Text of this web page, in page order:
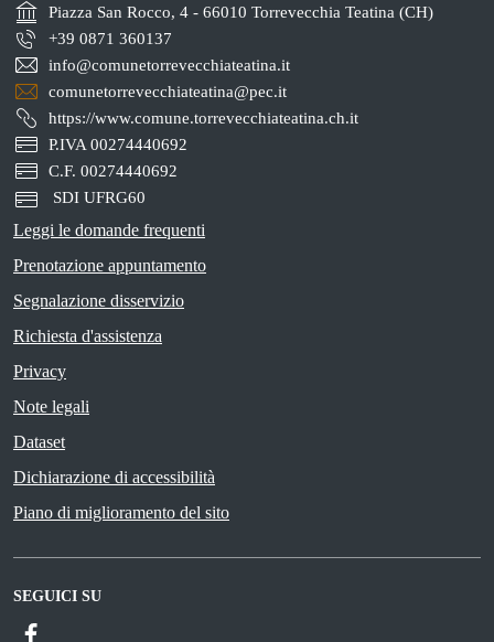
Piazza San Rocco, 4 - 66010 Torrevecchia Teatina (CH)
+39 0871 360137
info@comunetorrevecchiateatina.it
comunetorrevecchiateatina@pec.it
https://www.comune.torrevecchiateatina.ch.it
P.IVA 00274440692
C.F. 00274440692
SDI UFRG60
Leggi le domande frequenti
Prenotazione appuntamento
Segnalazione disservizio
Richiesta d'assistenza
Privacy
Note legali
Dataset
Dichiarazione di accessibilità
Piano di miglioramento del sito
SEGUICI SU